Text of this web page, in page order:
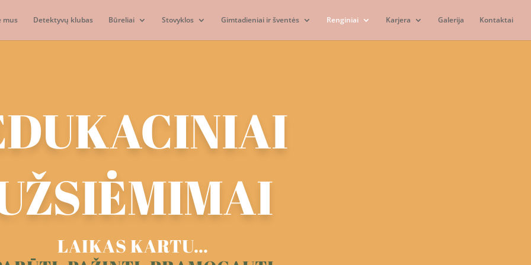
mus Detektyvų klubas Būreliai Stovyklos Gimtadieniai ir šventės Renginiai Karjera Galerija Kontaktai
LAIKAS KARTU…